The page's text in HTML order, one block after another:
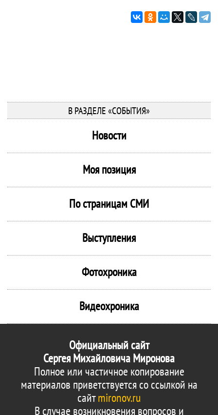
В РАЗДЕЛЕ «СОБЫТИЯ»
Новости
Моя позиция
По страницам СМИ
Выступления
Фотохроника
Видеохроника
Официальный сайт
Сергея Михайловича Миронова
Полное или частичное копирование
материалов приветствуется со ссылкой на
сайтmironov.ru
В случае возникновения вопросов и